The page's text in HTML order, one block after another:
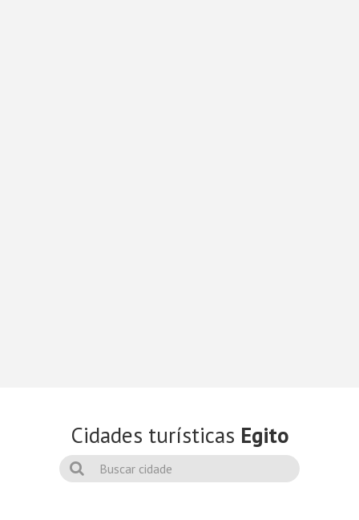
Cidades turísticas Egito